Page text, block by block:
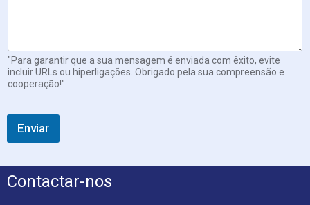
C
o
r
r
i
"Para garantir que a sua mensagem é enviada com êxito, evite
incluir URLs ou hiperligações. Obrigado pela sua compreensão e
cooperação!"
Enviar
Contactar-nos